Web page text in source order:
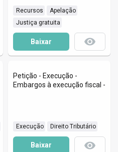
Recursos
Apelação
Justiça gratuita
Baixar remove_red_eye
Petição - Execução -
Embargos à execução fiscal -
Execução Direito Tributário
Baixar remove_red_eye